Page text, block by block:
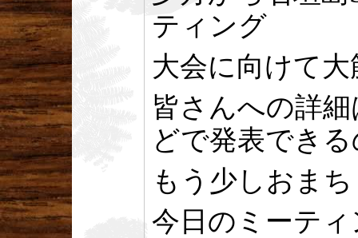
ティング
大会に向けて
皆さんへの詳
どで発表でき
もう少しおま
今日のミーテ